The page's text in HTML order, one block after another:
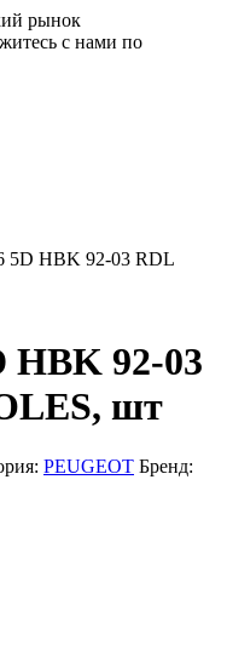
рынок
с нами по
5D HBK 92-03 RDL
HBK 92-03
шт
PEUGEOT Бренд: